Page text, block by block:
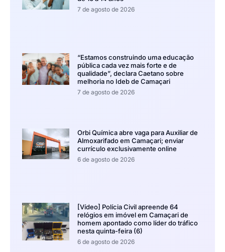
7 de agosto de 2026
“Estamos construindo uma educação
pública cada vez mais forte e de
qualidade”, declara Caetano sobre
melhoria no Ideb de Camaçari
7 de agosto de 2026
Orbi Química abre vaga para Auxiliar de
Almoxarifado em Camaçari; enviar
currículo exclusivamente online
6 de agosto de 2026
[Vídeo] Polícia Civil apreende 64
relógios em imóvel em Camaçari de
homem apontado como líder do tráfico
nesta quinta-feira (6)
6 de agosto de 2026